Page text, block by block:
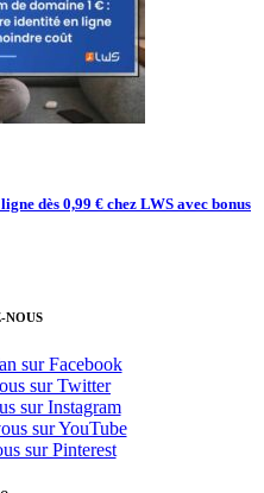
dès 0,99 € chez LWS avec bonus
NOUS
sur Facebook
sur Twitter
sur Instagram
sur YouTube
sur Pinterest